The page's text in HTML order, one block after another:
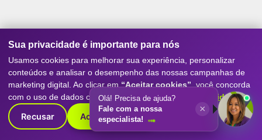
Serviços da nossaAgência de
Marketing Digitale SEO
Conheça os principais serviços que tornam aDigitall
Evolution referência como agência de marketing
digital, SEO, posicionamento no Google, geração de
leads e resultados reais para empresas de todos os
Sua privacidade é importante para nós
Usamos cookies para melhorar sua experiência, personalizar
conteúdos e analisar o desempenho das nossas campanhas de
marketing digital. Ao clicar em “Aceitar cookies” , você concorda
com o uso de dados conforme nossaPolítica de Privacidade.
Recusar Aceitar cookies
Olá! Precisa de ajuda?
Fale com a nossa
especialista!
×